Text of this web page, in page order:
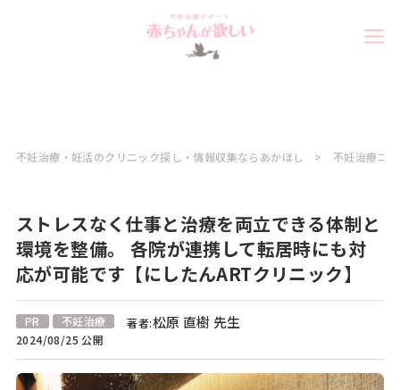
不妊治療・妊活のクリニック探し・情報収集ならあかほし 不妊治療コ
ストレスなく仕事と治療を両立できる体制と
環境を整備。 各院が連携して転居時にも対
応が可能です【にしたんARTクリニック】
PR 不妊治療 著者:松原 直樹 先生
2024/08/25 公開